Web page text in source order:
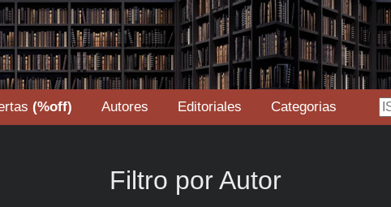
(%off) Autores Editoriales Categorias
Filtro por Autor